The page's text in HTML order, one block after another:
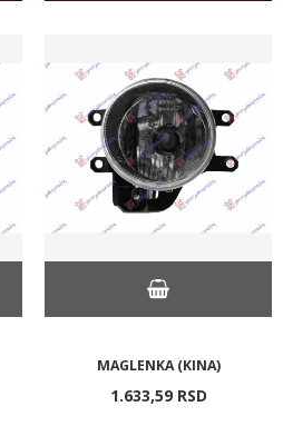
MAGLENKA (KINA)
1.633,59 RSD